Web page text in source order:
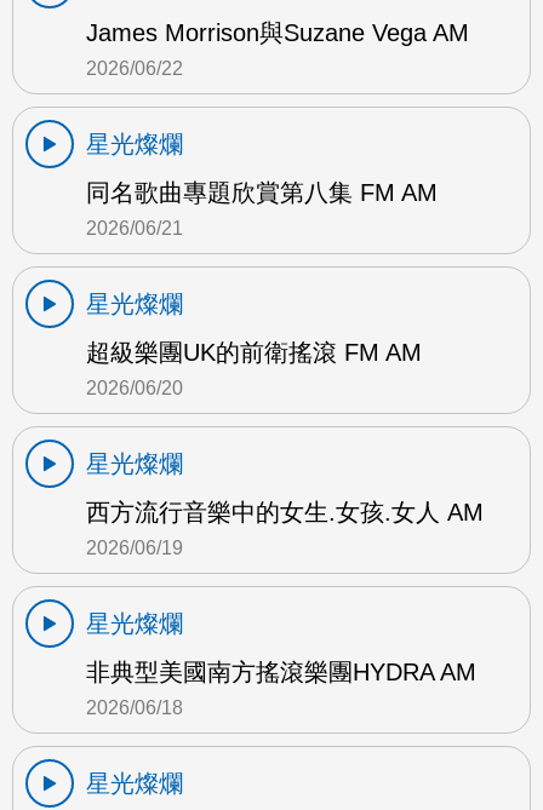
James Morrison與Suzane Vega AM
2026/06/22
星光燦爛
同名歌曲專題欣賞第八集 FM AM
2026/06/21
星光燦爛
超級樂團UK的前衛搖滾 FM AM
2026/06/20
星光燦爛
西方流行音樂中的女生.女孩.女人 AM
2026/06/19
星光燦爛
非典型美國南方搖滾樂團HYDRA AM
2026/06/18
星光燦爛